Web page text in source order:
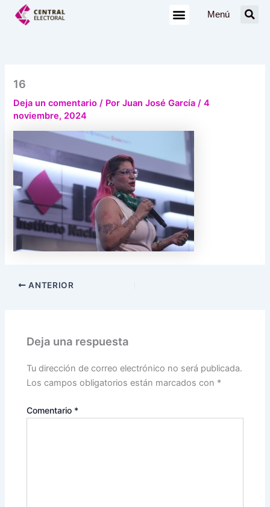
Menú
16
Deja un comentario / PorJuan José García/4
noviembre, 2024
ANTERIOR
Deja una respuesta
Tu dirección de correo electrónico no será publicada.
Los campos obligatorios están marcados con *
Comentario *